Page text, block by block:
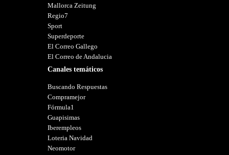
Mallorca Zeitung
Regio7
Sport
Superdeporte
El Correo Gallego
El Correo de Andalucia
Canales temáticos
Buscando Respuestas
Compramejor
Fórmula1
Guapisimas
Iberempleos
Loteria Navidad
Neomotor